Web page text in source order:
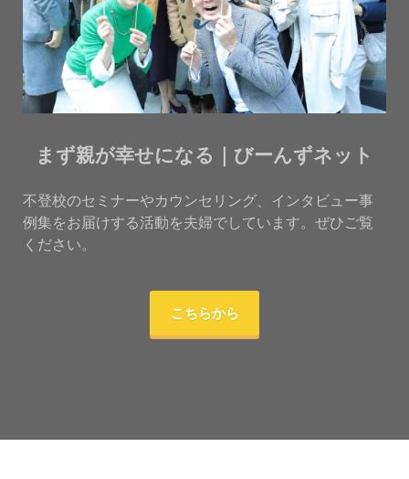
まず親が幸せになる｜びーんずネット
不登校のセミナーやカウンセリング、インタビュー事
例集をお届けする活動を夫婦でしています。ぜひご覧
ください。
こちらから